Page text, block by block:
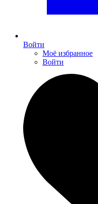
Войти
Моё избранное
Войти